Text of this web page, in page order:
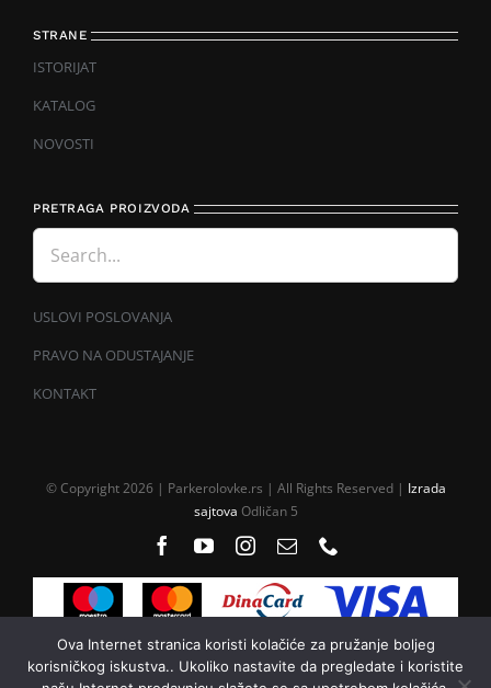
STRANE
ISTORIJAT
KATALOG
NOVOSTI
PRETRAGA PROIZVODA
USLOVI POSLOVANJA
PRAVO NA ODUSTAJANJE
KONTAKT
© Copyright 2026 | Parkerolovke.rs | All Rights Reserved | Izrada
sajtova Odličan 5
Ova Internet stranica koristi kolačiće za pružanje boljeg
korisničkog iskustva.. Ukoliko nastavite da pregledate i koristite